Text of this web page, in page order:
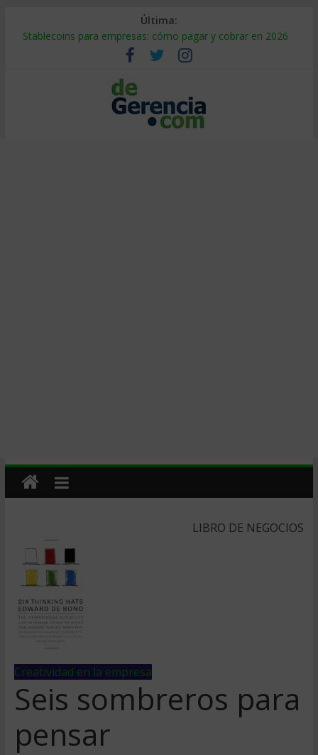
Última:
Stablecoins para empresas: cómo pagar y cobrar en 2026
Despido silencioso: qué es y por qué sale tan caro
IA en selección de personal: cómo auditarla a tiempo
Trabajo forzoso en la cadena de suministro: qué hacer
Mercado hispano de EE. UU.: cómo segmentarlo y venderle
LIBRO DE NEGOCIOS
Creatividad en la empresa
Seis sombreros para
pensar